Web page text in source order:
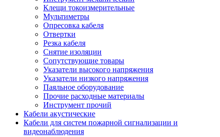
Клещи токоизмерительные
Мультиметры
Опресовка кабеля
Отвертки
Резка кабеля
Снятие изоляции
Сопутствующие товары
Указатели высокого напряжения
Указатели низкого напряжения
Паяльное оборудование
Прочие расходные материалы
Инструмент прочий
Кабели акустические
Кабели для систем пожарной сигнализации и
видеонаблюдения